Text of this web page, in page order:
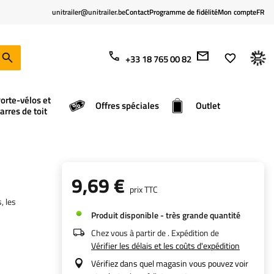
unitrailer@unitrailer.beContactProgramme de fidélitéMon compteFR
+33 18 765 00 82
vélos et
de toit Offres spéciales Outlet
les
9,69 € prix TTC
Produit disponible - très grande quantité
Chez vous à partir de. Expédition de
Vérifier les délais et les coûts d'expédition
Vérifiez dans quel magasin vous pouvez voir